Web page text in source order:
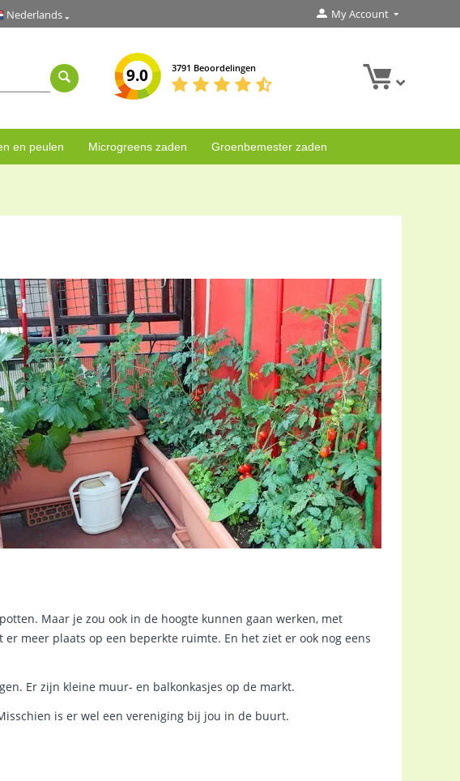
Nederlands My Account
9.0 3791 Beoordelingen
en peulen Microgreens zaden Groenbemester zaden
Maar je zou ook in de hoogte kunnen gaan werken, met
meer plaats op een beperkte ruimte. En het ziet er ook nog eens
Er zijn kleine muur- en balkonkasjes op de markt.
is er wel een vereniging bij jou in de buurt.